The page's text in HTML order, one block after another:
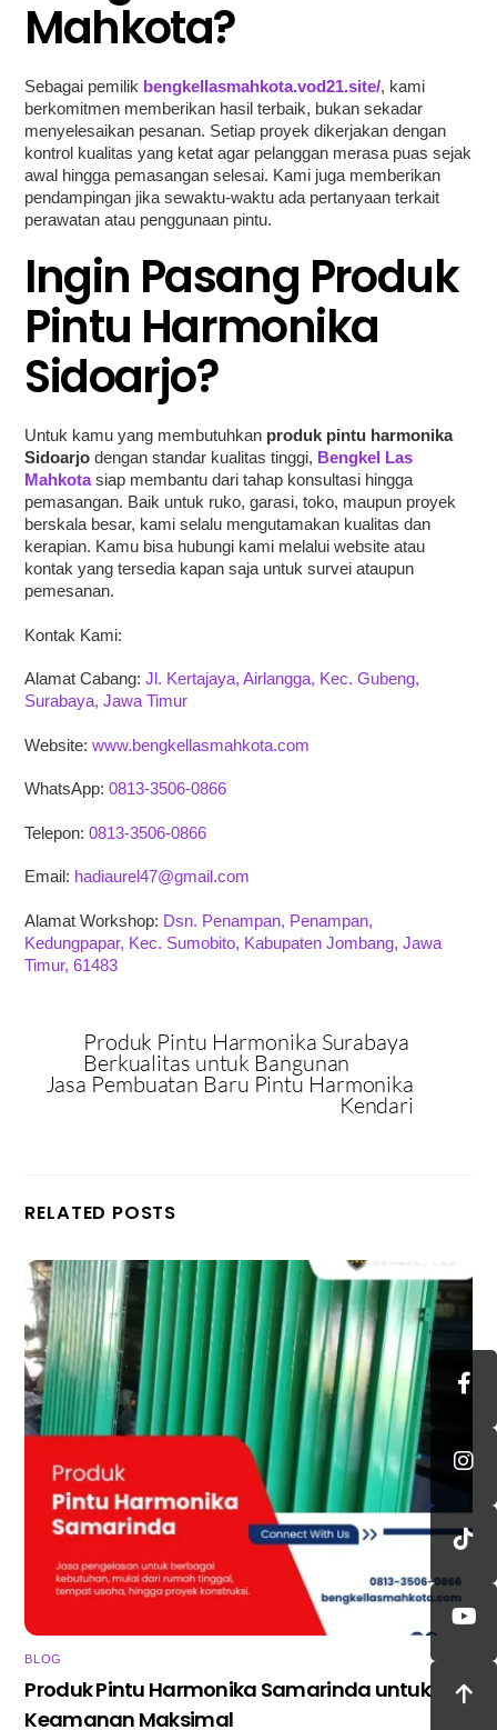
Mahkota?
Sebagai pemilik bengkellasmahkota.vod21.site/, kami
berkomitmen memberikan hasil terbaik, bukan sekadar
menyelesaikan pesanan. Setiap proyek dikerjakan dengan
kontrol kualitas yang ketat agar pelanggan merasa puas sejak
awal hingga pemasangan selesai. Kami juga memberikan
pendampingan jika sewaktu-waktu ada pertanyaan terkait
perawatan atau penggunaan pintu.
Ingin Pasang Produk
Pintu Harmonika
Sidoarjo?
Untuk kamu yang membutuhkan produk pintu harmonika
Sidoarjo dengan standar kualitas tinggi, Bengkel Las
Mahkotasiap membantu dari tahap konsultasi hingga
pemasangan. Baik untuk ruko, garasi, toko, maupun proyek
berskala besar, kami selalu mengutamakan kualitas dan
kerapian. Kamu bisa hubungi kami melalui website atau
kontak yang tersedia kapan saja untuk survei ataupun
pemesanan.
Kontak Kami:
Alamat Cabang: Jl. Kertajaya, Airlangga, Kec. Gubeng,
Surabaya, Jawa Timur
Website: www.bengkellasmahkota.com
WhatsApp: 0813-3506-0866
Telepon:0813-3506-0866
Email: hadiaurel47@gmail.com
Alamat Workshop: Dsn. Penampan, Penampan,
Kedungpapar, Kec. Sumobito, Kabupaten Jombang, Jawa
Timur, 61483
Produk Pintu Harmonika Surabaya
Berkualitas untuk Bangunan
Jasa Pembuatan Baru Pintu Harmonika
Kendari
RELATED POSTS
BLOG
Produk Pintu Harmonika Samarinda untuk
Keamanan Maksimal